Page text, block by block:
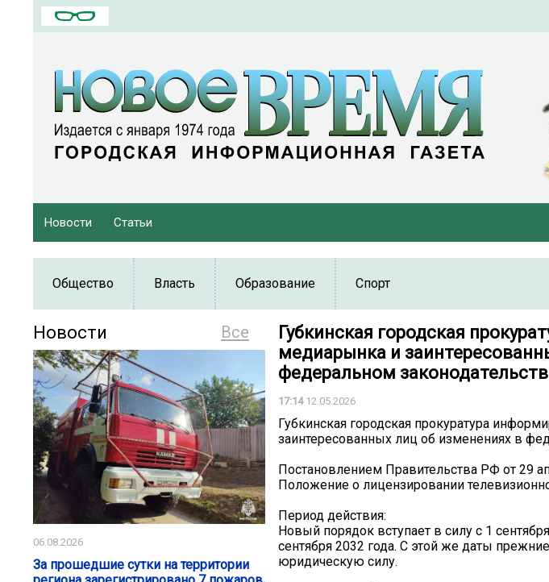
Новости Статьи
Общество Власть Образование Спорт
Все
Новости
06.08.2026
За прошедшие сутки на территории
Губкинская городская
медиарынка и
федеральном
17:1412.05.2026
Губкинская городская прокуратура
заинтересованных лиц об изменениях в
Постановлением Правительства РФ от 29
Положение о лицензировании
Период действия:
Новый порядок вступает в силу с 1
сентября 2032 года. С этой же даты
юридическую силу.